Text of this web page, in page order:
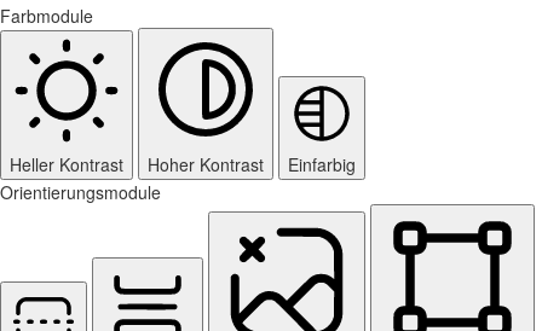
Farbmodule
Heller Kontrast Hoher Kontrast
Einfarbig
Orientierungsmodule